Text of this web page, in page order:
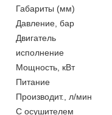
Габариты (мм)
Давление, бар
Двигатель
исполнение
Мощность, кВт
Питание
Производит., л/мин
С осушителем